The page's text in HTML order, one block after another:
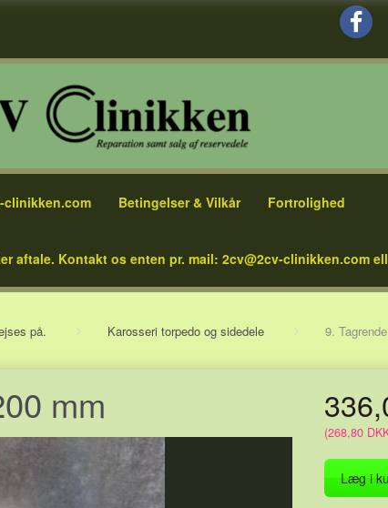
clinikken.com Betingelser & Vilkår Fortrolighed
aftale. Kontakt os enten pr. mail: 2cv@2cv-clinikken.com
på. Karosseri torpedo og sidedele 9.
mm
(268,80
Læg i